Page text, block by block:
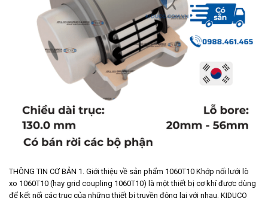
THÔNG TIN CƠ BẢN 1. Giới thiệu về sản phẩm 1060T10 Khớp nối lưới lò
xo 1060T10 (hay grid coupling 1060T10) là một thiết bị cơ khí được dùng
để kết nối các trục của những thiết bị truyền động lại với nhau. KIDUCO